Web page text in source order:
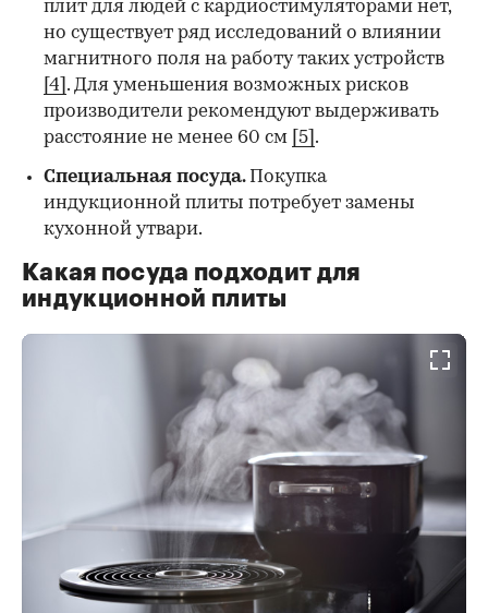
плит для людей с кардиостимуляторами нет,
но существует ряд исследований о влиянии
магнитного поля на работу таких устройств
[4] . Для уменьшения возможных рисков
производители рекомендуют выдерживать
расстояние не менее 60 см [5] .
Специальная посуда. Покупка
индукционной плиты потребует замены
кухонной утвари.
Какая посуда подходит для
индукционной плиты